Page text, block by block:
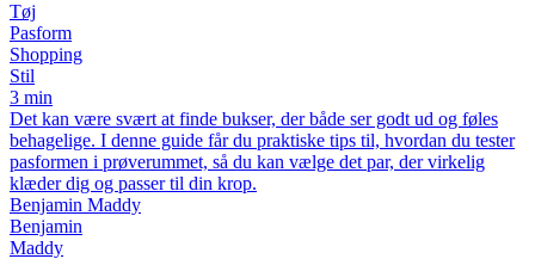
Tøj
Pasform
Shopping
Stil
3 min
Det kan være svært at finde bukser, der både ser godt ud og føles
behagelige. I denne guide får du praktiske tips til, hvordan du tester
pasformen i prøverummet, så du kan vælge det par, der virkelig
klæder dig og passer til din krop.
Benjamin Maddy
Benjamin
Maddy